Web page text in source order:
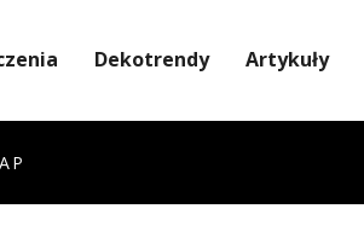
Dekotrendy Artykuły